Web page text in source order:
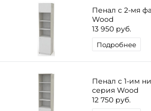
Пенал с 2-мя
Wood
13 950 руб.
Подробнее
Пенал с 1-им
серия Wood
12 750 руб.